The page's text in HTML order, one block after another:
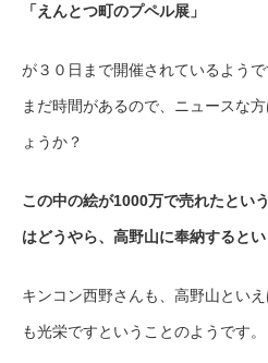
「えんとつ町のプペル展」
が３０日まで開催されているようで
まだ時間があるので、ニュースな
ょうか？
この中の絵が1000万で売れたとい
はどうやら、高野山に奉納するとい
キンコン西野さんも、高野山とい
も光栄ですということのようです。